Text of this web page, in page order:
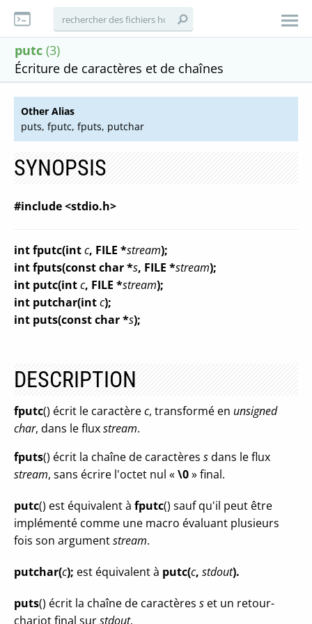
putc (3)
Écriture de caractères et de chaînes
Other Alias
puts, fputc, fputs, putchar
SYNOPSIS
#include <stdio.h>
int fputc(intc, FILE *stream);
int fputs(const char *s, FILE *stream);
int putc(intc, FILE *stream);
int putchar(intc);
int puts(const char *s);
DESCRIPTION
fputc() écrit le caractèrec, transformé en unsigned
char, dans le fluxstream.
fputs() écrit la chaîne de caractères sdans le flux
stream, sans écrire l'octet nul «\0» final.
putc() est équivalent à fputc() sauf qu'il peut être
implémenté comme une macro évaluant plusieurs
fois son argumentstream.
putchar(c); est équivalent à putc(c, stdout).
puts() écrit la chaîne de caractères s et un retour-
chariot final surstdout.